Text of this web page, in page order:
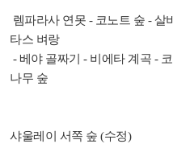
렘파라사 연못 - 코노트 숲 - 살
타스 벼랑
- 베야 골짜기 - 비에타 계곡 -
나무 숲
샤울레이 서쪽 숲 (수정)